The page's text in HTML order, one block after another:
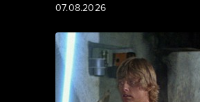
07.08.2026